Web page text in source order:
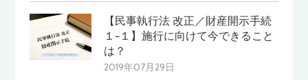
【民事執行法 改正／財産開示手続
１−１】施行に向けて今できること
は？
2019年07月29日